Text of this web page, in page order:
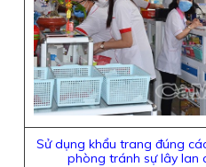
Sử dụng khẩu trang đúng
phòng tránh sự lây lan